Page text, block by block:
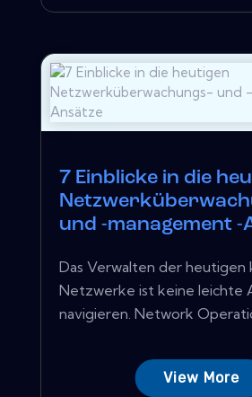
7 Einblicke in die
und -management -
Das Verwalten der heutigen
Netzwerke ist keine leichte
navigieren. Network
View More